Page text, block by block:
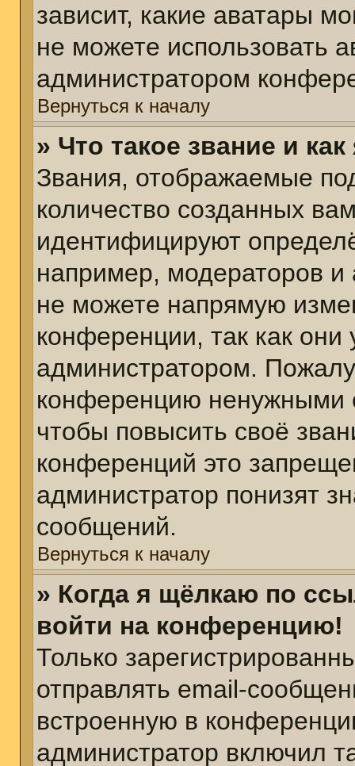
зависит, какие аватары
не можете использовать
администратором
Вернуться к началу
» Что такое звание и
Звания, отображаемые
количество созданных
идентифицируют
например, модераторов
не можете напрямую
конференции, так как они
администратором.
конференцию ненужными
чтобы повысить своё
конференций это
администратор понизят
сообщений.
Вернуться к началу
» Когда я щёлкаю по
войти на конференцию!
Только
отправлять email-
встроенную в
администратор включил